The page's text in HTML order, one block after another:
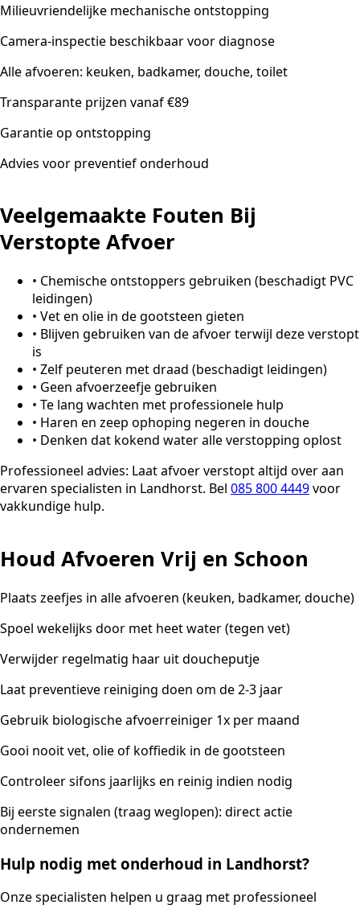
Milieuvriendelijke mechanische ontstopping
Camera-inspectie beschikbaar voor diagnose
Alle afvoeren: keuken, badkamer, douche, toilet
Transparante prijzen vanaf €89
Garantie op ontstopping
Advies voor preventief onderhoud
Veelgemaakte Fouten Bij
Verstopte Afvoer
• Chemische ontstoppers gebruiken (beschadigt PVC
leidingen)
• Vet en olie in de gootsteen gieten
• Blijven gebruiken van de afvoer terwijl deze verstopt
is
• Zelf peuteren met draad (beschadigt leidingen)
• Geen afvoerzeefje gebruiken
• Te lang wachten met professionele hulp
• Haren en zeep ophoping negeren in douche
• Denken dat kokend water alle verstopping oplost
Professioneel advies: Laat afvoer verstopt altijd over aan
ervaren specialisten in Landhorst. Bel 085 800 4449voor
vakkundige hulp.
Houd Afvoeren Vrij en Schoon
Plaats zeefjes in alle afvoeren (keuken, badkamer, douche)
Spoel wekelijks door met heet water (tegen vet)
Verwijder regelmatig haar uit doucheputje
Laat preventieve reiniging doen om de 2-3 jaar
Gebruik biologische afvoerreiniger 1x per maand
Gooi nooit vet, olie of koffiedik in de gootsteen
Controleer sifons jaarlijks en reinig indien nodig
Bij eerste signalen (traag weglopen): direct actie
ondernemen
Hulp nodig met onderhoud in Landhorst?
Onze specialisten helpen u graag met professioneel